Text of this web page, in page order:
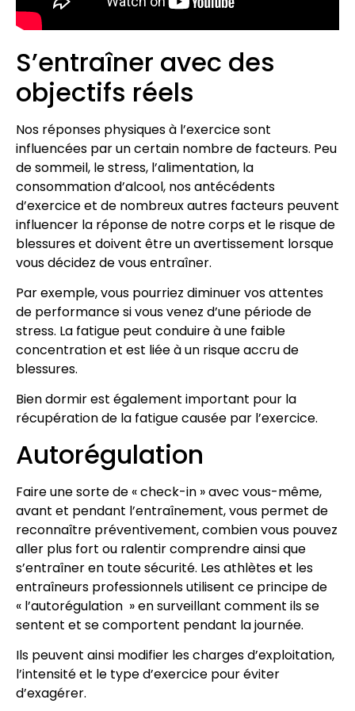
S’entraîner avec des
objectifs réels
Nos réponses physiques à l’exercice sont
influencées par un certain nombre de facteurs. Peu
de sommeil, le stress, l’alimentation, la
consommation d’alcool, nos antécédents
d’exercice et de nombreux autres facteurs peuvent
influencer la réponse de notre corps et le risque de
blessures et doivent être un avertissement lorsque
vous décidez de vous entraîner.
Par exemple, vous pourriez diminuer vos attentes
de performance si vous venez d’une période de
stress. La fatigue peut conduire à une faible
concentration et est liée à un risque accru de
blessures.
Bien dormir est également important pour la
récupération de la fatigue causée par l’exercice.
Autorégulation
Faire une sorte de « check-in » avec vous-même,
avant et pendant l’entraînement, vous permet de
reconnaître préventivement, combien vous pouvez
aller plus fort ou ralentir comprendre ainsi que
s’entraîner en toute sécurité. Les athlètes et les
entraîneurs professionnels utilisent ce principe de
« l’autorégulation » en surveillant comment ils se
sentent et se comportent pendant la journée.
Ils peuvent ainsi modifier les charges d’exploitation,
l’intensité et le type d’exercice pour éviter
d’exagérer.